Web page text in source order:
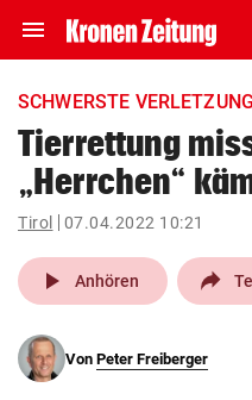
menu Navigation
ein-/ausklappen
account_circle Anmelden
pin_drop
Wien
SCHWERSTE
Tierrettung
„Herrchen“
Tirol 07.04.2022 10:21
play_arrow Anhören
Von Peter Freiberger